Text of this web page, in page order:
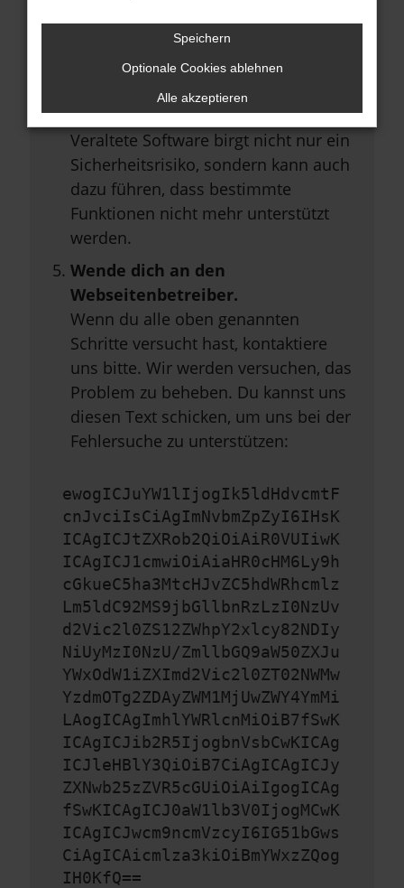
Stelle sicher, dass dein Browser
und dein Betriebssystem auf dem
neuesten Stand sind.
Veraltete Software birgt nicht nur ein
Sicherheitsrisiko, sondern kann auch
dazu führen, dass bestimmte
Funktionen nicht mehr unterstützt
werden.
Wende dich an den
Webseitenbetreiber.
Wenn du alle oben genannten
Schritte versucht hast, kontaktiere
uns bitte. Wir werden versuchen, das
Problem zu beheben. Du kannst uns
diesen Text schicken, um uns bei der
Fehlersuche zu unterstützen:
ewogICJuYW1lIjogIk5ldHdvcmtF
cnJvciIsCiAgImNvbmZpZyI6IHsK
ICAgICJtZXRob2QiOiAiR0VUIiwK
ICAgICJ1cmwiOiAiaHR0cHM6Ly9h
cGkueC5ha3MtcHJvZC5hdWRhcmlz
Lm5ldC92MS9jbGllbnRzLzI0NzUv
d2Vic2l0ZS12ZWhpY2xlcy82NDIy
NiUyMzI0NzU/ZmllbGQ9aW50ZXJu
YWxOdW1iZXImd2Vic2l0ZT02NWMw
YzdmOTg2ZDAyZWM1MjUwZWY4YmMi
LAogICAgImhlYWRlcnMiOiB7fSwK
ICAgICJib2R5IjogbnVsbCwKICAg
ICJleHBlY3QiOiB7CiAgICAgICJy
ZXNwb25zZVR5cGUiOiAiIgogICAg
fSwKICAgICJ0aW1lb3V0IjogMCwK
ICAgICJwcm9ncmVzcyI6IG51bGws
CiAgICAicmlza3kiOiBmYWxzZQog
IH0KfQ==
Speichern
Optionale Cookies ablehnen
Alle akzeptieren